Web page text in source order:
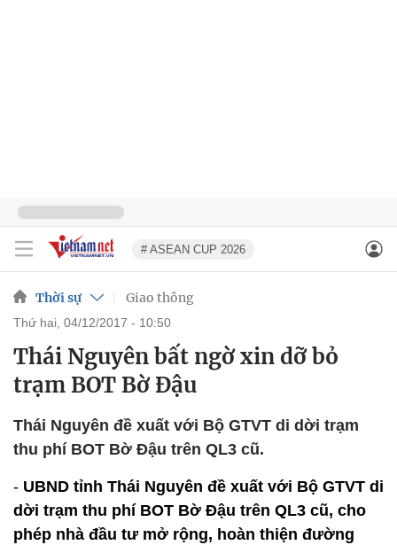
# ASEAN CUP 2026
Thời sự Giao thông
thứ hai, 04/12/2017 - 10:50
Thái Nguyên bất ngờ xin dỡ bỏ
trạm BOT Bờ Đậu
Thái Nguyên đề xuất với Bộ GTVT di dời trạm
thu phí BOT Bờ Đậu trên QL3 cũ.
- UBND tỉnh Thái Nguyên đề xuất với Bộ GTVT di
dời trạm thu phí BOT Bờ Đậu trên QL3 cũ, cho
phép nhà đầu tư mở rộng, hoàn thiện đường